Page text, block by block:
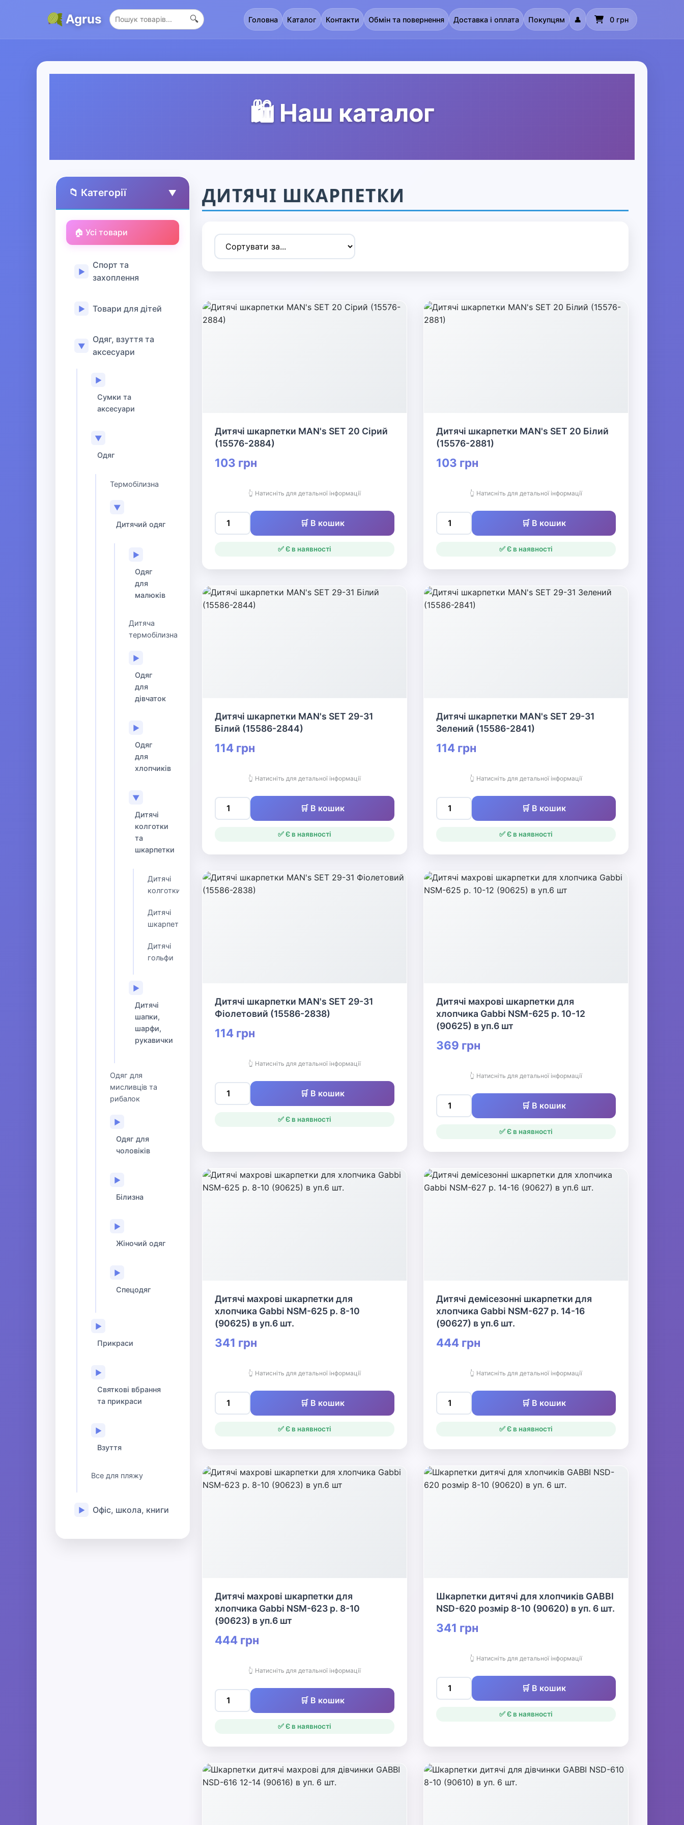
Agrus 🔍 Головна Каталог Контакти Обмін та повернення Доставка і оплата Покупцям 👤 0 грн
🛍️ Наш каталог
📁 Категорії ▲
🏠 Усі товари
▶
Спорт та
захоплення
▶ Товари для дітей
▼
Одяг, взуття та
аксесуари
▶
Сумки та
аксесуари
▼
Одяг
Термобілизна
▼
Дитячий одяг
▶
Одяг
для
малюків
Дитяча
термобілизна
▶
Одяг
для
дівчаток
▶
Одяг
для
хлопчиків
▼
Дитячі
колготки
та
шкарпетки
Дитячі
колготки
Дитячі
шкарпетки
Дитячі
гольфи
▶
Дитячі
шапки,
шарфи,
рукавички
Одяг для
мисливців та
рибалок
▶
Одяг для
чоловіків
▶
Білизна
▶
Жіночий одяг
▶
Спецодяг
▶
Прикраси
▶
Святкові вбрання
та прикраси
▶
Взуття
Все для пляжу
▶ Офіс, школа, книги
ДИТЯЧІ ШКАРПЕТКИ
Дитячі шкарпетки MAN's SET 20 Сірий
(15576-2884)
103 грн
👆 Натисніть для детальної інформації
🛒 В кошик
✅ Є в наявності
Дитячі шкарпетки MAN's SET 20 Білий
(15576-2881)
103 грн
👆 Натисніть для детальної інформації
🛒 В кошик
✅ Є в наявності
Дитячі шкарпетки MAN's SET 29-31
Білий (15586-2844)
114 грн
👆 Натисніть для детальної інформації
🛒 В кошик
✅ Є в наявності
Дитячі шкарпетки MAN's SET 29-31
Зелений (15586-2841)
114 грн
👆 Натисніть для детальної інформації
🛒 В кошик
✅ Є в наявності
Дитячі шкарпетки MAN's SET 29-31
Фіолетовий (15586-2838)
114 грн
👆 Натисніть для детальної інформації
🛒 В кошик
✅ Є в наявності
Дитячі махрові шкарпетки для
хлопчика Gabbi NSM-625 р. 10-12
(90625) в уп.6 шт
369 грн
👆 Натисніть для детальної інформації
🛒 В кошик
✅ Є в наявності
Дитячі махрові шкарпетки для
хлопчика Gabbi NSM-625 р. 8-10
(90625) в уп.6 шт.
341 грн
👆 Натисніть для детальної інформації
🛒 В кошик
✅ Є в наявності
Дитячі демісезонні шкарпетки для
хлопчика Gabbi NSM-627 р. 14-16
(90627) в уп.6 шт.
444 грн
👆 Натисніть для детальної інформації
🛒 В кошик
✅ Є в наявності
Дитячі махрові шкарпетки для
хлопчика Gabbi NSM-623 р. 8-10
(90623) в уп.6 шт
444 грн
👆 Натисніть для детальної інформації
🛒 В кошик
✅ Є в наявності
Шкарпетки дитячі для хлопчиків GABBI
NSD-620 розмір 8-10 (90620) в уп. 6 шт.
341 грн
👆 Натисніть для детальної інформації
🛒 В кошик
✅ Є в наявності